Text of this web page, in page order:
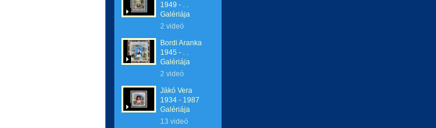
1949 - . .
Galériája
2 videó
Bordi Aranka
1945 - . .
Galériája
2 videó
Jákó Vera
1934 - 1987
Galériája
13 videó